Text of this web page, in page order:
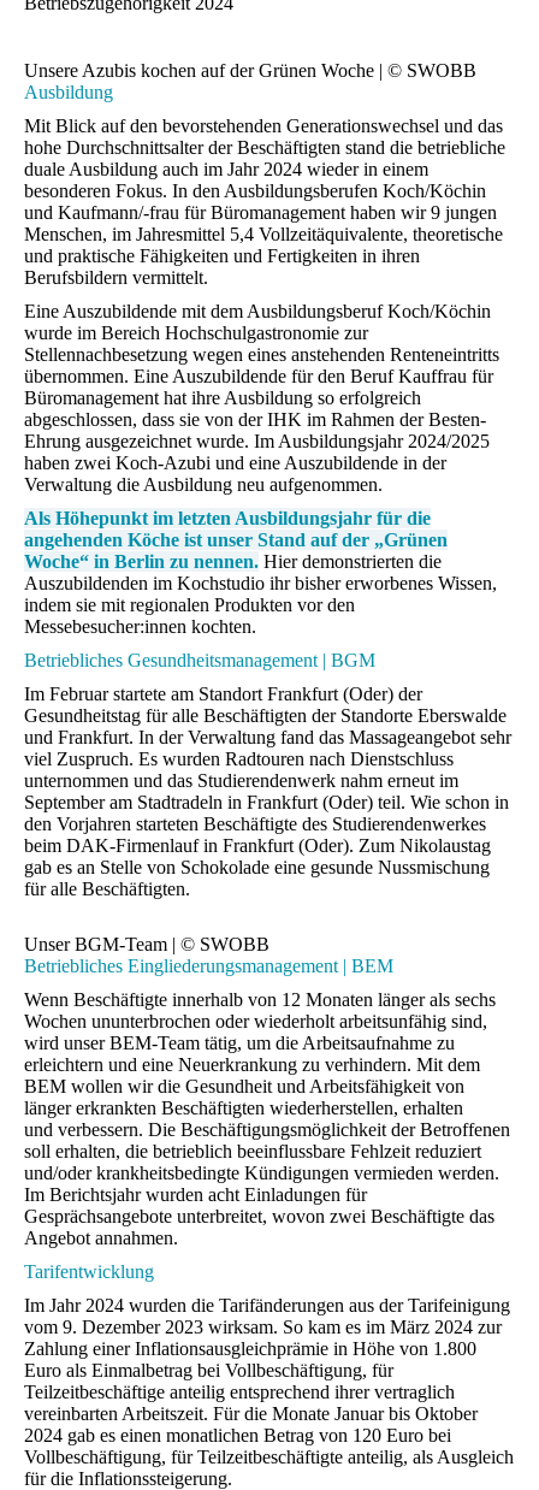
Unsere Azubis kochen auf der Grünen Woche | © SWOBB
Ausbildung
Mit Blick auf den bevorstehenden Generationswechsel und das
hohe Durchschnittsalter der Beschäftigten stand die betriebliche
duale Ausbildung auch im Jahr 2024 wieder in einem
besonderen Fokus. In den Ausbildungsberufen Koch/Köchin
und Kaufmann/-frau für Büromanagement haben wir 9 jungen
Menschen, im Jahresmittel 5,4 Vollzeitäquivalente, theoretische
und praktische Fähigkeiten und Fertigkeiten in ihren
Berufsbildern vermittelt.
Eine Auszubildende mit dem Ausbildungsberuf Koch/Köchin
wurde im Bereich Hochschulgastronomie zur
Stellennachbesetzung wegen eines anstehenden Renteneintritts
übernommen. Eine Auszubildende für den Beruf Kauffrau für
Büromanagement hat ihre Ausbildung so erfolgreich
abgeschlossen, dass sie von der IHK im Rahmen der Besten-
Ehrung ausgezeichnet wurde. Im Ausbildungsjahr 2024/2025
haben zwei Koch-Azubi und eine Auszubildende in der
Verwaltung die Ausbildung neu aufgenommen.
Als Höhepunkt im letzten Ausbildungsjahr für die
angehenden Köche ist unser Stand auf der „Grünen
Woche“ in Berlin zu nennen. Hier demonstrierten die
Auszubildenden im Kochstudio ihr bisher erworbenes Wissen,
indem sie mit regionalen Produkten vor den
Messebesucher:innen kochten.
Betriebliches Gesundheitsmanagement | BGM
Im Februar startete am Standort Frankfurt (Oder) der
Gesundheitstag für alle Beschäftigten der Standorte Eberswalde
und Frankfurt. In der Verwaltung fand das Massageangebot sehr
viel Zuspruch. Es wurden Radtouren nach Dienstschluss
unternommen und das Studierendenwerk nahm erneut im
September am Stadtradeln in Frankfurt (Oder) teil. Wie schon in
den Vorjahren starteten Beschäftigte des Studierendenwerkes
beim DAK-Firmenlauf in Frankfurt (Oder). Zum Nikolaustag
gab es an Stelle von Schokolade eine gesunde Nussmischung
für alle Beschäftigten.
Unser BGM-Team | © SWOBB
Betriebliches Eingliederungsmanagement | BEM
Wenn Beschäftigte innerhalb von 12 Monaten länger als sechs
Wochen ununterbrochen oder wiederholt arbeitsunfähig sind,
wird unser BEM-Team tätig, um die Arbeitsaufnahme zu
erleichtern und eine Neuerkrankung zu verhindern. Mit dem
BEM wollen wir die Gesundheit und Arbeitsfähigkeit von
länger erkrankten Beschäftigten wiederherstellen, erhalten
und verbessern. Die Beschäftigungsmöglichkeit der Betroffenen
soll erhalten, die betrieblich beeinflussbare Fehlzeit reduziert
und/oder krankheitsbedingte Kündigungen vermieden werden.
Im Berichtsjahr wurden acht Einladungen für
Gesprächsangebote unterbreitet, wovon zwei Beschäftigte das
Angebot annahmen.
Tarifentwicklung
Im Jahr 2024 wurden die Tarifänderungen aus der Tarifeinigung
vom 9. Dezember 2023 wirksam. So kam es im März 2024 zur
Zahlung einer Inflationsausgleichprämie in Höhe von 1.800
Euro als Einmalbetrag bei Vollbeschäftigung, für
Teilzeitbeschäftige anteilig entsprechend ihrer vertraglich
vereinbarten Arbeitszeit. Für die Monate Januar bis Oktober
2024 gab es einen monatlichen Betrag von 120 Euro bei
Vollbeschäftigung, für Teilzeitbeschäftigte anteilig, als Ausgleich
für die Inflationssteigerung.